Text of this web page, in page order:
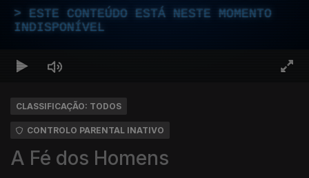
ESTE CONTEÚDO ESTÁ NESTE MOMENTO
INDISPONÍVEL
CLASSIFICAÇÃO: TODOS
CONTROLO PARENTAL INATIVO
A Fé dos Homens